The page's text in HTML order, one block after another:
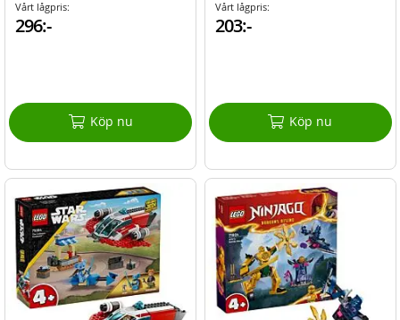
Vårt lågpris:
296:-
Köp nu
Vårt lågpris:
203:-
Köp nu